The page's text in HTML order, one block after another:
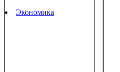
Экономика